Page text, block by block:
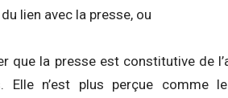
lien avec la presse, ou
que la presse est constitutive de
Elle n’est plus perçue comme